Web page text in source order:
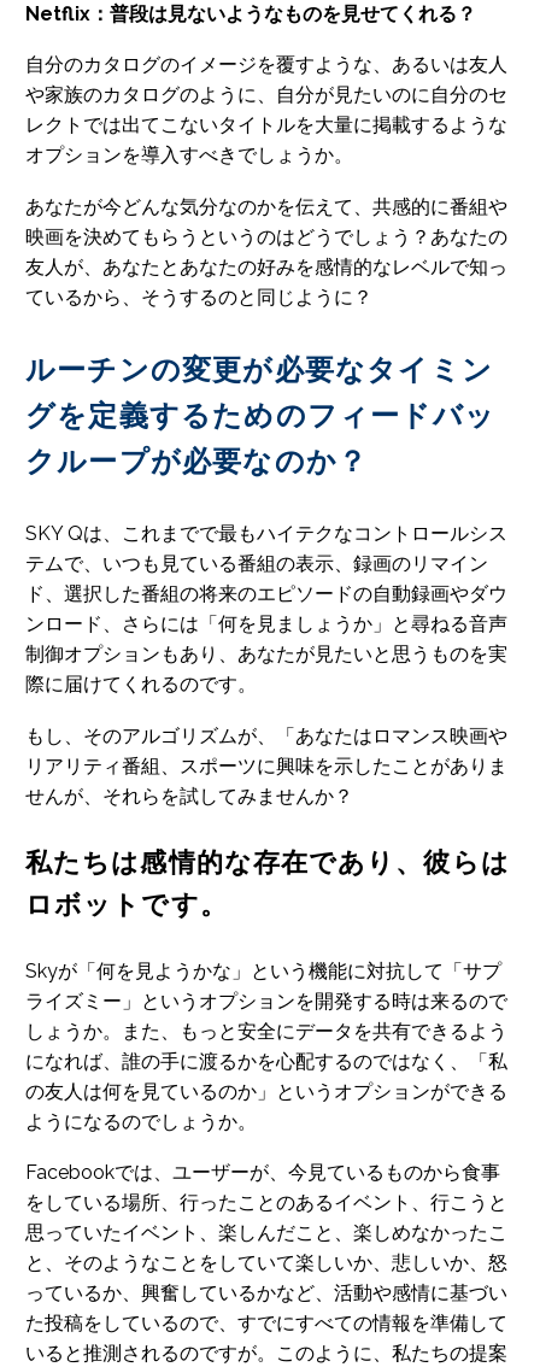
Netflix：普段は見ないようなものを見せてくれる？
自分のカタログのイメージを覆すような、あるいは友人
や家族のカタログのように、自分が見たいのに自分のセ
レクトでは出てこないタイトルを大量に掲載するような
オプションを導入すべきでしょうか。
あなたが今どんな気分なのかを伝えて、共感的に番組や
映画を決めてもらうというのはどうでしょう？あなたの
友人が、あなたとあなたの好みを感情的なレベルで知っ
ているから、そうするのと同じように？
ルーチンの変更が必要なタイミン
グを定義するためのフィードバッ
クループが必要なのか？
SKY Qは、これまでで最もハイテクなコントロールシス
テムで、いつも見ている番組の表示、録画のリマイン
ド、選択した番組の将来のエピソードの自動録画やダウ
ンロード、さらには「何を見ましょうか」と尋ねる音声
制御オプションもあり、あなたが見たいと思うものを実
際に届けてくれるのです。
もし、そのアルゴリズムが、「あなたはロマンス映画や
リアリティ番組、スポーツに興味を示したことがありま
せんが、それらを試してみませんか？
私たちは感情的な存在であり、彼らは
ロボットです。
Skyが「何を見ようかな」という機能に対抗して「サプ
ライズミー」というオプションを開発する時は来るので
しょうか。また、もっと安全にデータを共有できるよう
になれば、誰の手に渡るかを心配するのではなく、「私
の友人は何を見ているのか」というオプションができる
ようになるのでしょうか。
Facebookでは、ユーザーが、今見ているものから食事
をしている場所、行ったことのあるイベント、行こうと
思っていたイベント、楽しんだこと、楽しめなかったこ
と、そのようなことをしていて楽しいか、悲しいか、怒
っているか、興奮しているかなど、活動や感情に基づい
た投稿をしているので、すでにすべての情報を準備して
いると推測されるのですが。このように、私たちの提案